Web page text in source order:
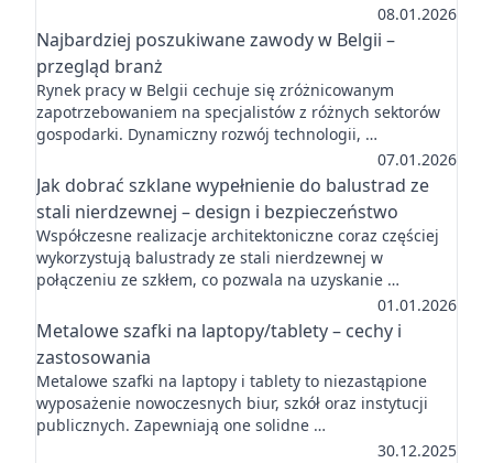
08.01.2026
Najbardziej poszukiwane zawody w Belgii –
przegląd branż
Rynek pracy w Belgii cechuje się zróżnicowanym
zapotrzebowaniem na specjalistów z różnych sektorów
gospodarki. Dynamiczny rozwój technologii, …
07.01.2026
Jak dobrać szklane wypełnienie do balustrad ze
stali nierdzewnej – design i bezpieczeństwo
Współczesne realizacje architektoniczne coraz częściej
wykorzystują balustrady ze stali nierdzewnej w
połączeniu ze szkłem, co pozwala na uzyskanie …
01.01.2026
Metalowe szafki na laptopy/tablety – cechy i
zastosowania
Metalowe szafki na laptopy i tablety to niezastąpione
wyposażenie nowoczesnych biur, szkół oraz instytucji
publicznych. Zapewniają one solidne …
30.12.2025